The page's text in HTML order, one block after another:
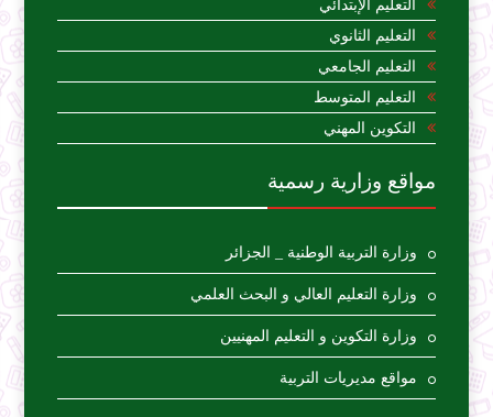
التعليم الإبتدائي
التعليم الثانوي
التعليم الجامعي
التعليم المتوسط
التكوين المهني
مواقع وزارية رسمية
وزارة التربية الوطنية _ الجزائر
وزارة التعليم العالي و البحث العلمي
وزارة التكوين و التعليم المهنيين
مواقع مديريات التربية